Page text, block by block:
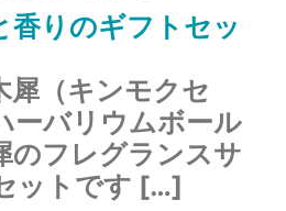
香りのギフトセッ
犀（キンモクセ
ーバリウムボール
のフレグランスサ
ットです […]